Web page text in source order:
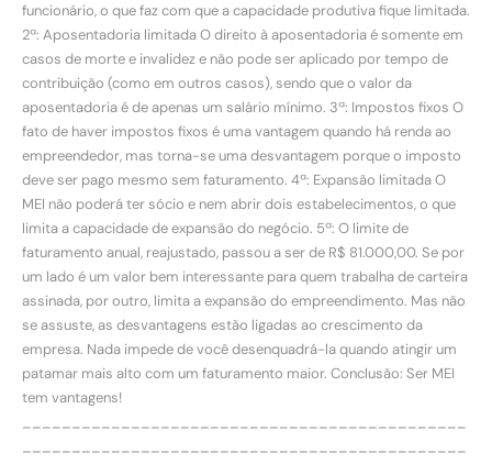
funcionário, o que faz com que a capacidade produtiva fique limitada.
2ª: Aposentadoria limitada O direito à aposentadoria é somente em
casos de morte e invalidez e não pode ser aplicado por tempo de
contribuição (como em outros casos), sendo que o valor da
aposentadoria é de apenas um salário mínimo. 3ª: Impostos fixos O
fato de haver impostos fixos é uma vantagem quando há renda ao
empreendedor, mas torna-se uma desvantagem porque o imposto
deve ser pago mesmo sem faturamento. 4ª: Expansão limitada O
MEI não poderá ter sócio e nem abrir dois estabelecimentos, o que
limita a capacidade de expansão do negócio. 5ª: O limite de
faturamento anual, reajustado, passou a ser de R$ 81.000,00. Se por
um lado é um valor bem interessante para quem trabalha de carteira
assinada, por outro, limita a expansão do empreendimento. Mas não
se assuste, as desvantagens estão ligadas ao crescimento da
empresa. Nada impede de você desenquadrá-la quando atingir um
patamar mais alto com um faturamento maior. Conclusão: Ser MEI
tem vantagens!